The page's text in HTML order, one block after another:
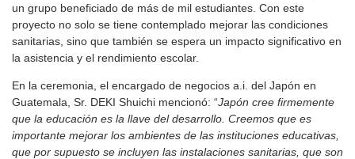
un grupo beneficiado de más de mil estudiantes. Con este
proyecto no solo se tiene contemplado mejorar las condiciones
sanitarias, sino que también se espera un impacto significativo en
la asistencia y el rendimiento escolar.
En la ceremonia, el encargado de negocios a.i. del Japón en
Guatemala, Sr. DEKI Shuichi mencionó: “Japón cree firmemente
que la educación es la llave del desarrollo. Creemos que es
importante mejorar los ambientes de las instituciones educativas,
que por supuesto se incluyen las instalaciones sanitarias, que son